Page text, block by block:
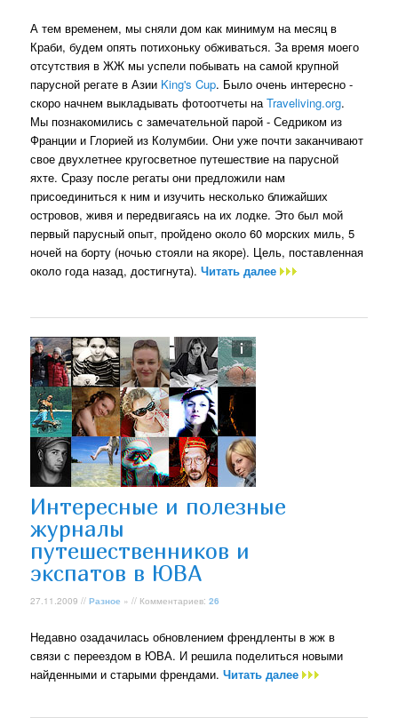
А тем временем, мы сняли дом как минимум на месяц в
Краби, будем опять потихоньку обживаться. За время моего
отсутствия в ЖЖ мы успели побывать на самой крупной
парусной регате в Азии King's Cup. Было очень интересно -
скоро начнем выкладывать фотоотчеты наTraveliving.org.
Мы познакомились с замечательной парой - Седриком из
Франции и Глорией из Колумбии. Они уже почти заканчивают
свое двухлетнее кругосветное путешествие на парусной
яхте. Сразу после регаты они предложили нам
присоединиться к ним и изучить несколько ближайших
островов, живя и передвигаясь на их лодке. Это был мой
первый парусный опыт, пройдено около 60 морских миль, 5
ночей на борту (ночью стояли на якоре). Цель, поставленная
около года назад, достигнута).Читать далее
Интересные и полезные
журналы
путешественников и
экспатов в ЮВА
27.11.2009 //Разное » // Комментариев:26
Недавно озадачилась обновлением френдленты в жж в
связи с переездом в ЮВА. И решила поделиться новыми
найденными и старыми френдами.Читать далее